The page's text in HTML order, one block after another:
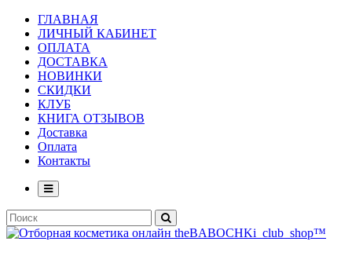
ГЛАВНАЯ
ЛИЧНЫЙ КАБИНЕТ
ОПЛАТА
ДОСТАВКА
НОВИНКИ
СКИДКИ
КЛУБ
КНИГА ОТЗЫВОВ
Доставка
Оплата
Контакты